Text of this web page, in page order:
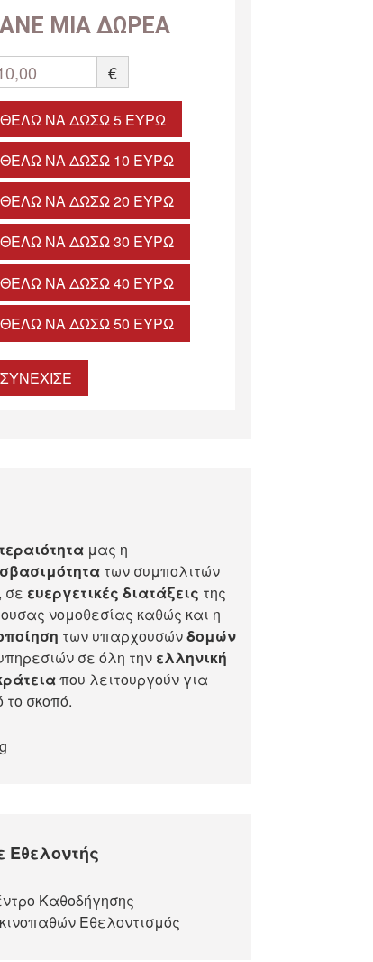
ΜΙΑ ΔΩΡΕΑ
€
ΘΈΛΩ ΝΑ ΔΏΣΩ 5 ΕΥΡΏ
ΘΈΛΩ ΝΑ ΔΏΣΩ 10 ΕΥΡΏ
ΘΈΛΩ ΝΑ ΔΏΣΩ 20 ΕΥΡΏ
ΘΈΛΩ ΝΑ ΔΏΣΩ 30 ΕΥΡΏ
ΘΈΛΩ ΝΑ ΔΏΣΩ 40 ΕΥΡΏ
ΘΈΛΩ ΝΑ ΔΏΣΩ 50 ΕΥΡΏ
ΣΥΝΕΧΙΣΕ
μας η
των συμπολιτών
σε ευεργετικές διατάξεις της
νομοθεσίας καθώς και η
των υπαρχουσώνδομών
σε όλη την ελληνική
που λειτουργούν για
το σκοπό.​
Εθελοντής